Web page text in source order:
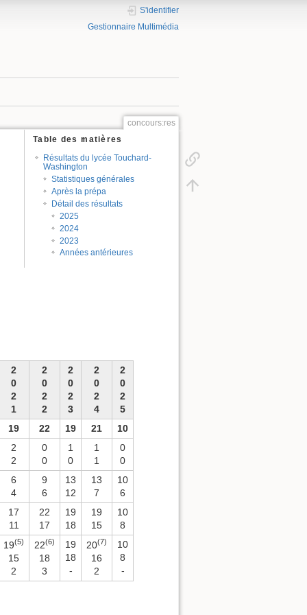
S'identifier
Gestionnaire Multimédia
concours:res
Table des matières
Résultats du lycée Touchard-
Washington
Statistiques générales
Après la prépa
Détail des résultats
2025
2024
2023
Années antérieures
2
0
2
1
2
0
2
2
2
0
2
3
2
0
2
4
2
0
2
5
19 22 19 21
10
2
2
0
0
1
0
1
1
0
0
6
4
9
6
13
12
13
7
10
6
17
11
22
17
19
18
19
15
10
8
19(5)
15
2
22(6)
18
3
19
18
-
20(7)
16
2
10
8
-